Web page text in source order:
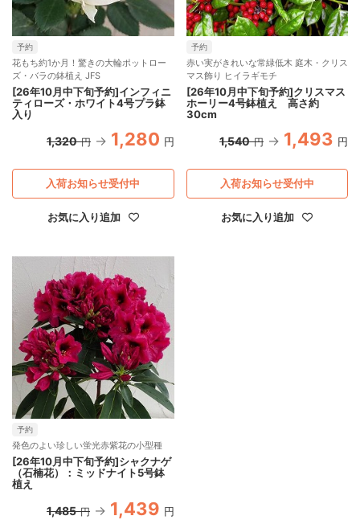
予約
花もち約1か月！驚きの大輪ポットロー
ズ・バラの鉢植え JFS
[26年10月中下旬予約]インフィニ
ティローズ・ホワイト4号プラ鉢
入り
1,320 円 1,280 円
お気に入り追加
入荷お知らせ受付中
予約
赤い実がきれいな常緑低木 庭木・クリス
マス飾り ヒイラギモチ
[26年10月中下旬予約]クリスマス
ホーリー4号鉢植え 高さ約
30cm
1,540 円 1,493 円
お気に入り追加
入荷お知らせ受付中
予約
発色のよい珍しい蛍光赤紫花の小型種
[26年10月中下旬予約]シャクナゲ
（石楠花）：ミッドナイト5号鉢
植え
1,485 円 1,439 円